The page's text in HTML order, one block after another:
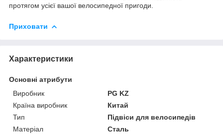
протягом усієї вашої велосипедної пригоди.
Приховати
Характеристики
Основні атрибути
Виробник
PG KZ
Країна виробник
Китай
Тип
Підвіси для велосипедів
Матеріал
Сталь